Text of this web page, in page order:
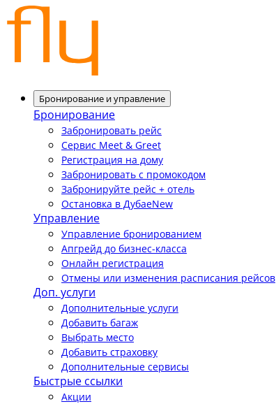
Бронирование и управление
Бронирование
Забронировать рейс
Сервис Meet & Greet
Регистрация на дому
Забронировать с промокодом
Забронируйте рейс + отель
Остановка в ДубаеNew
Управление
Управление бронированием
Апгрейд до бизнес-класса
Онлайн регистрация
Отмены или изменения расписания рейсов
Доп. услуги
Дополнительные услуги
Добавить багаж
Выбрать место
Добавить страховку
Дополнительные сервисы
Быстрые ссылки
Акции